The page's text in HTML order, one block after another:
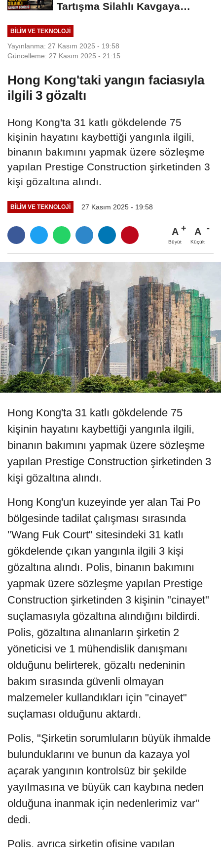
Tartışma Silahlı Kavgaya
BILIM VE TEKNOLOJI
Yayınlanma: 27 Kasım 2025 - 19:58
Güncelleme: 27 Kasım 2025 - 21:15
Hong Kong'taki yangın faciasıyla
ilgili 3 gözaltı
Hong Kong'ta 31 katlı gökdelende 75
kişinin hayatını kaybettiği yangınla ilgili,
binanın bakımını yapmak üzere sözleşme
yapılan Prestige Construction şirketinden 3
kişi gözaltına alındı.
BILIM VE TEKNOLOJI 27 Kasım 2025 - 19:58
A
Büyüt
A
Küçült
Hong Kong'ta 31 katlı gökdelende 75
kişinin hayatını kaybettiği yangınla ilgili,
binanın bakımını yapmak üzere sözleşme
yapılan Prestige Construction şirketinden 3
kişi gözaltına alındı.
Hong Kong'un kuzeyinde yer alan Tai Po
bölgesinde tadilat çalışması sırasında
"Wang Fuk Court" sitesindeki 31 katlı
gökdelende çıkan yangınla ilgili 3 kişi
gözaltına alındı. Polis, binanın bakımını
yapmak üzere sözleşme yapılan Prestige
Construction şirketinden 3 kişinin "cinayet"
suçlamasıyla gözaltına alındığını bildirdi.
Polis, gözaltına alınanların şirketin 2
yöneticisi ve 1 mühendislik danışmanı
olduğunu belirterek, gözaltı nedeninin
bakım sırasında güvenli olmayan
malzemeler kullandıkları için "cinayet"
suçlaması olduğunu aktardı.
Polis, "Şirketin sorumluların büyük ihmalde
bulunduklarını ve bunun da kazaya yol
açarak yangının kontrolsüz bir şekilde
yayılmasına ve büyük can kaybına neden
olduğuna inanmak için nedenlerimiz var"
dedi.
Polis, ayrıca şirketin ofisine yapılan